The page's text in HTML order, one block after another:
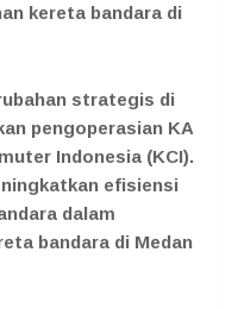
kereta bandara di
strategis di
pengoperasian KA
Indonesia (KCI).
efisiensi
dalam
bandara di Medan